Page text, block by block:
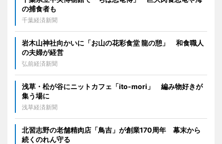
の捕食者も
千葉経済新聞
岩木山神社向かいに「お山の花彩食堂 龍の憩」 和食職人
の夫婦が経営
弘前経済新聞
浅草・松が谷にニットカフェ「ito-mori」 編み物好きが
集う場に
浅草経済新聞
北習志野の老舗精肉店「鳥吉」が創業170周年 幕末から
続くのれん守る